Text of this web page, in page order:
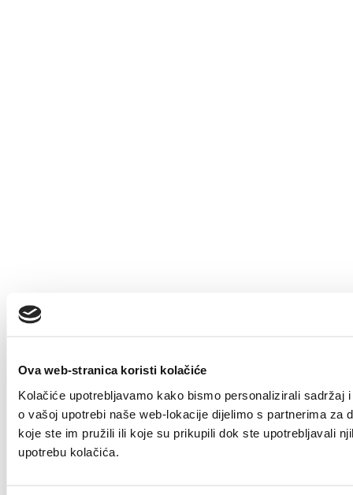
Ova web-stranica koristi kolačiće
Kolačiće upotrebljavamo kako bismo personalizirali
o vašoj upotrebi naše web-lokacije dijelimo s partnerima za
koje ste im pružili ili koje su prikupili dok ste upotrebljavali
upotrebu kolačića.